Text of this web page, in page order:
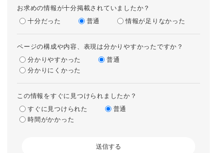
お求めの情報が十分掲載されていましたか？
十分だった
普通 情報が足りなかった
ページの構成や内容、表現は分かりやすかったですか？
分かりやすかった
普通
分かりにくかった
この情報をすぐに見つけられましたか？
すぐに見つけられた
普通
時間がかかった